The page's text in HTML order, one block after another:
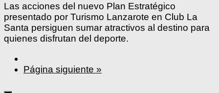
Las acciones del nuevo Plan Estratégico
presentado por Turismo Lanzarote en Club La
Santa persiguen sumar atractivos al destino para
quienes disfrutan del deporte.
Página siguiente »